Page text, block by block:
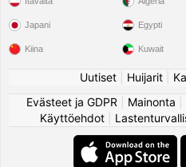
Japani
Kiina
Egypti
Kuwait
Uutiset Huijarit
Evästeet ja GDPR
Mainonta
Käyttöehdot